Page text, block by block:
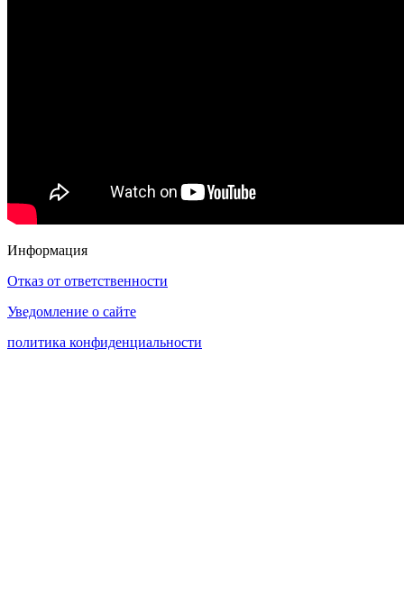
Информация
Отказ от ответственности
Уведомление о сайте
политика конфиденциальности